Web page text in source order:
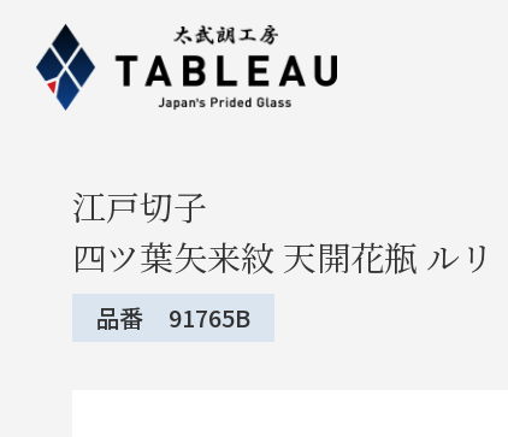
江戸切子
四ツ葉矢来紋 天開花瓶 ルリ
品番 91765B